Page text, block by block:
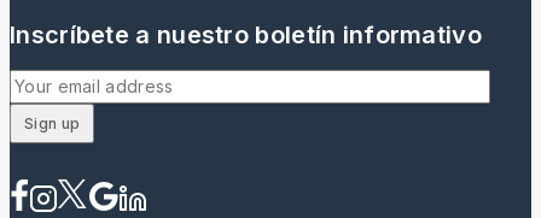
Inscríbete a nuestro boletín informativo